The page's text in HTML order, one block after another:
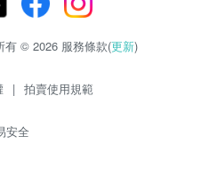
有 © 2026 服務條款(更新)
| 拍賣使用規範
安全